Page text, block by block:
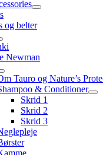
og belter
Newman
Tauro og Nature’s
& Conditioner
Skrid 1
Skrid 2
Skrid 3